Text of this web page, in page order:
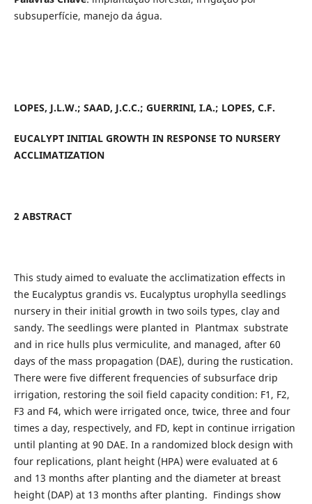
subsuperfície, manejo da água.
LOPES, J.L.W.; SAAD, J.C.C.; GUERRINI, I.A.; LOPES, C.F.
EUCALYPT INITIAL GROWTH IN RESPONSE TO NURSERY
ACCLIMATIZATION
2 ABSTRACT
This study aimed to evaluate the acclimatization effects in
the Eucalyptus grandis vs. Eucalyptus urophylla seedlings
nursery in their initial growth in two soils types, clay and
sandy. The seedlings were planted in Plantmax substrate
and in rice hulls plus vermiculite, and managed, after 60
days of the mass propagation (DAE), during the rustication.
There were five different frequencies of subsurface drip
irrigation, restoring the soil field capacity condition: F1, F2,
F3 and F4, which were irrigated once, twice, three and four
times a day, respectively, and FD, kept in continue irrigation
until planting at 90 DAE. In a randomized block design with
four replications, plant height (HPA) were evaluated at 6
and 13 months after planting and the diameter at breast
height (DAP) at 13 months after planting. Findings show